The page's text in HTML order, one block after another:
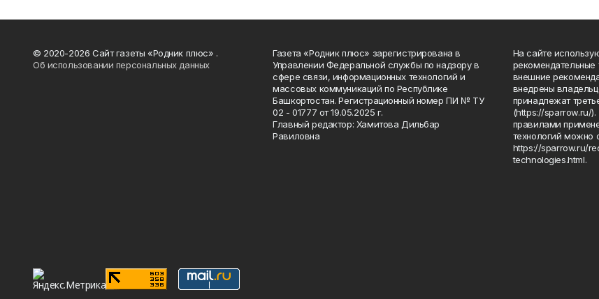
© 2020-2026 Сайт газеты «Родник плюс» .
Об использовании персональных данных
Газета «Родник плюс» зарегистрирована в
Управлении Федеральной службы по надзору в
сфере связи, информационных технологий и
массовых коммуникаций по Республике
Башкортостан. Регистрационный номер ПИ № ТУ
02 - 01777 от 19.05.2025 г.
Главный редактор: Хамитова Дильбар
Равиловна
На сайте
рекомендательные
внешние
внедрены
принадлежат
(https://sparrow.ru/
правилами
технологий можно
https://sparrow.ru/
technologies.html.